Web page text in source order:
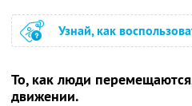
Узнай, как
То, как люди
движении.